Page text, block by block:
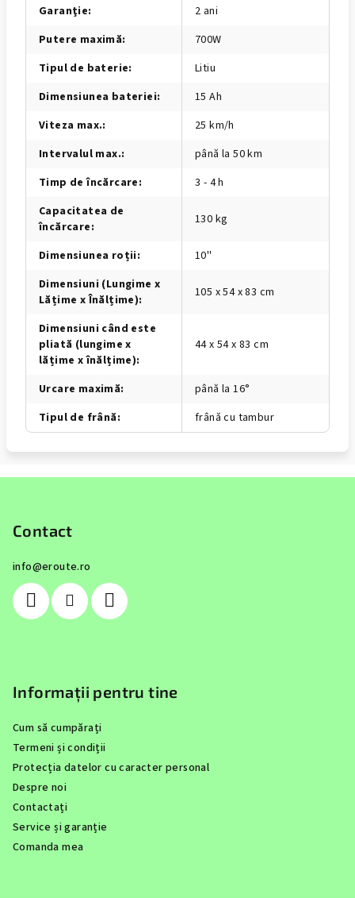
Garanţie:
2 ani
Putere maximă:
700W
Tipul de baterie:
Litiu
Dimensiunea bateriei:
15 Ah
Viteza max.:
25 km/h
Intervalul max.:
până la 50 km
Timp de încărcare:
3 - 4 h
Capacitatea de
încărcare: 130 kg
Dimensiunea roții:
10''
Dimensiuni (Lungime x
Lățime x Înălțime): 105 x 54 x 83 cm
Dimensiuni când este
pliată (lungime x
lățime x înălțime):
44 x 54 x 83 cm
Urcare maximă:
până la 16°
Tipul de frână: frână cu tambur
Contact
info@eroute.ro
Informații pentru tine
Cum să cumpărați
Termeni și condiții
Protecția datelor cu caracter personal
Despre noi
Contactați
Service și garanție
Comanda mea